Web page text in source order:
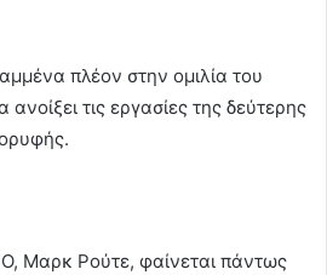
πλέον στην ομιλία του
τις εργασίες της δεύτερης
Μαρκ Ρούτε, φαίνεται πάντως